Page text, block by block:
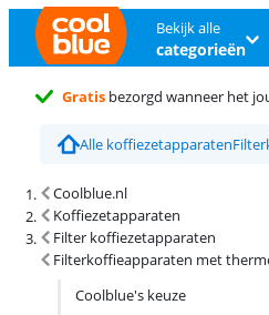
Bekijk alle
categorieën
Gratis bezorgd wanneer het
Alle koffiezetapparaten
Coolblue.nl
Koffiezetapparaten
Filter koffiezetapparaten
Filterkoffieapparaten met
Coolblue's keuze
Zoekresultaten en sortering